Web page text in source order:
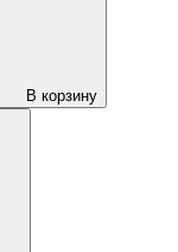
В корзину